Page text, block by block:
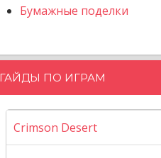
Бумажные поделки
ГАЙДЫ ПО ИГРАМ
Crimson Desert